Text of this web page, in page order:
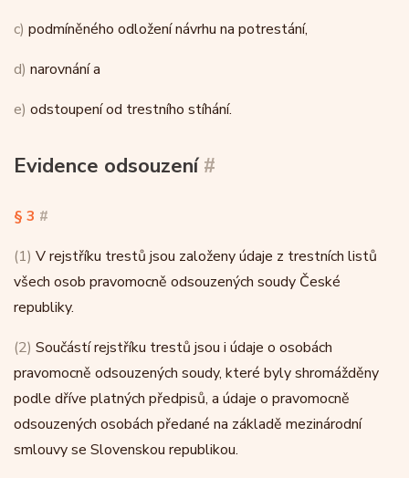
c) podmíněného odložení návrhu na potrestání,
d) narovnání a
e) odstoupení od trestního stíhání.
Evidence odsouzení#
§ 3 #
(1) V rejstříku trestů jsou založeny údaje z trestních listů
všech osob pravomocně odsouzených soudy České
republiky.
(2) Součástí rejstříku trestů jsou i údaje o osobách
pravomocně odsouzených soudy, které byly shromážděny
podle dříve platných předpisů, a údaje o pravomocně
odsouzených osobách předané na základě mezinárodní
smlouvy se Slovenskou republikou.